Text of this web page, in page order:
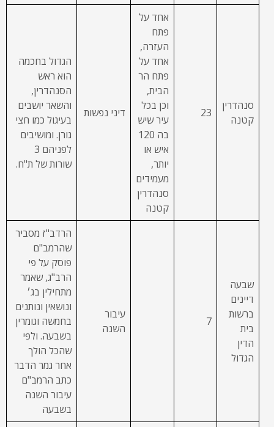
סנהדרין
קטנה
23
אחד על
פתח
העזרה,
אחד על
פתח הר
הבית,
וכן בכל
עיר שיש
בה 120
איש או
יותר,
מעמידים
סנהדרין
קטנה
דיני נפשות
הגדול בחכמה
הוא ראש
הסנהדרין,
והשאר יושבים
בעיגול כמו חצי
גורן. ומושיבים
לפניהם 3
שורות של ת"ח.
שבעה
דיינים
ברשות
בית
הדין
הגדול
7
עיבור
השנה
הרדב"ז מסביר
שהרמב"ם
פוסק על פי
הרב"ג, שאמר
מתחילין בג׳
ונושאין ונותנים
בחמשה וגומרין
בשבעה. ולפי
שהכל הולך
אחר גמר הדבר
כתב הרמב"ם
עיבור השנה
בשבעה